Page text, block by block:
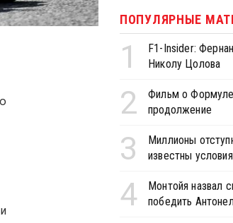
ПОПУЛЯРНЫЕ
1
F1-Insider:
Николу Цолова
2
Фильм о
продолжение
3
Миллионы
известны
4
Монтойя назвал
победить